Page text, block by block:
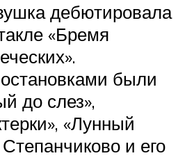
дебютировала
«Бремя
были
до слез»,
«Лунный
и его